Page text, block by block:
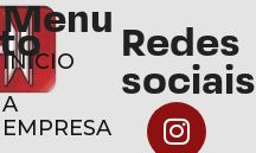
Menu
INÍCIO
A
EMPRESA
Redes
sociais